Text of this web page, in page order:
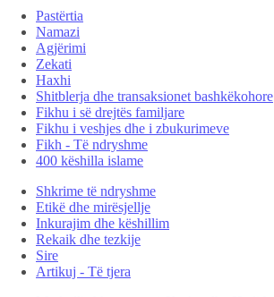
Pastërtia
Namazi
Agjërimi
Zekati
Haxhi
Shitblerja dhe transaksionet bashkëkohore
Fikhu i së drejtës familjare
Fikhu i veshjes dhe i zbukurimeve
Fikh - Të ndryshme
400 këshilla islame
Shkrime të ndryshme
Etikë dhe mirësjellje
Inkurajim dhe këshillim
Rekaik dhe tezkije
Sire
Artikuj - Të tjera